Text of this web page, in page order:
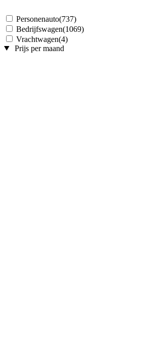
Personenauto(737)
Bedrijfswagen(1069)
Vrachtwagen(4)
Prijs per maand